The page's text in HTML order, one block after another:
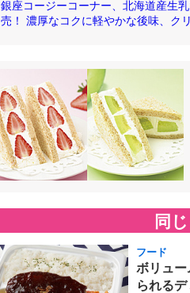
銀座コージーコーナー、北海道産生
売！ 濃厚なコクに軽やかな後味、ク
同
フード
ボリュー
られる